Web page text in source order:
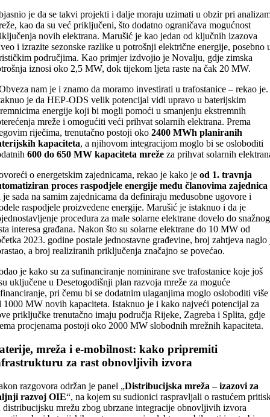
je da se takvi projekti i dalje moraju uzimati u obzir pri
kao da su već priključeni, što dodatno ograničava mogućnost
novih elektrana. Marušić je kao jedan od ključnih izazova
i izrazite sezonske razlike u potrošnji električne energije, posebno
područjima. Kao primjer izdvojio je Novalju, gdje zimska
iznosi oko 2,5 MW, dok tijekom ljeta raste na čak 20 MW.
nam je i znamo da moramo investirati u trafostanice – rekao je.
je da HEP-ODS velik potencijal vidi upravo u baterijskim
energije koji bi mogli pomoći u smanjenju ekstremnih
mreže i omogućiti veći prihvat solarnih elektrana. Prema
riječima, trenutačno postoji oko 2400 MWh planiranih
kapaciteta, a njihovom integracijom moglo bi se osloboditi
600 do 650 MW kapaciteta mrežeza prihvat solarnih
o energetskim zajednicama, rekao je kako je od 1. travnja
proces raspodjele energije među članovima zajednica
je sada na samim zajednicama da definiraju međusobne ugovore i
raspodjele proizvedene energije. Marušić je istaknuo i da je
procedura za male solarne elektrane dovelo do snažnog
interesa građana. Nakon što su solarne elektrane do 10 MW od
2023. godine postale jednostavne građevine, broj zahtjeva naglo
a broj realiziranih priključenja značajno se povećao.
je kako su za sufinanciranje nominirane sve trafostanice koje još
uključene u Desetogodišnji plan razvoja mreže za moguće
pri čemu bi se dodatnim ulaganjima moglo osloboditi više
1000 MW novih kapaciteta. Istaknuo je i kako najveći potencijal za
priključke trenutačno imaju područja Rijeke, Zagreba i Splita, gdje
procjenama postoji oko 2000 MW slobodnih mrežnih kapaciteta.
mreža i e-mobilnost: kako pripremiti
za rast obnovljivih izvora
razgovora održan je panel „Distribucijska mreža – izazovi za
razvoj OIE“, na kojem su sudionici raspravljali o rastućem
distribucijsku mrežu zbog ubrzane integracije obnovljivih izvora